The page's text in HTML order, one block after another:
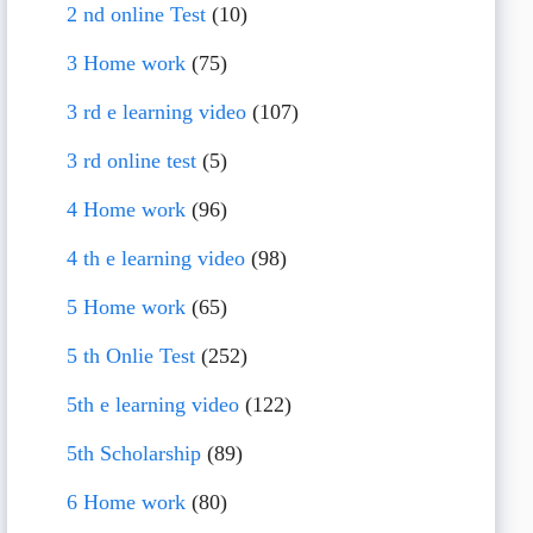
2 nd online Test (10)
3 Home work (75)
3 rd e learning video (107)
3 rd online test (5)
4 Home work (96)
4 th e learning video (98)
5 Home work (65)
5 th Onlie Test (252)
5th e learning video (122)
5th Scholarship (89)
6 Home work (80)